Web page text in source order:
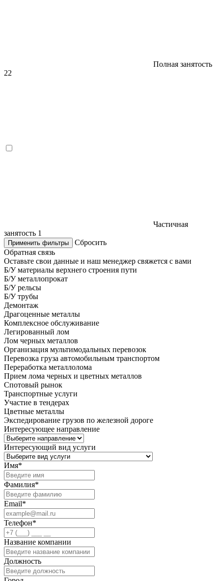
Полная занятость
22
Частичная
занятость 1
Применить фильтры
Сбросить
Обратная связь
Оставьте свои данные и наш менеджер свяжется с вами
Б/У материалы верхнего строения пути
Б/У металлопрокат
Б/У рельсы
Б/У трубы
Демонтаж
Драгоценные металлы
Комплексное обслуживание
Легированный лом
Лом черных металлов
Организация мультимодальных перевозок
Перевозка груза автомобильным транспортом
Переработка металлолома
Прием лома черных и цветных металлов
Спотовый рынок
Транспортные услуги
Участие в тендерах
Цветные металлы
Экспедирование грузов по железной дороге
Интересующее направление
Интересующий вид услуги
Имя*
Фамилия*
Email*
Телефон*
Название компании
Должность